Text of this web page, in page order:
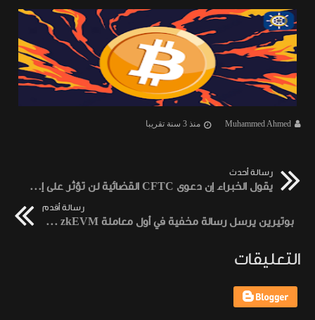
Muhammed Ahmed منذ 3 سنة تقريبا
رسالة أحدث
يقول الخبراء إن دعوى CFTC القضائية لن تؤثر على إستحواذ Binance على Voyager
رسالة أقدم
بوتيرين يرسل رسالة مخفية في أول معاملة Polygon zkEVM
التعليقات